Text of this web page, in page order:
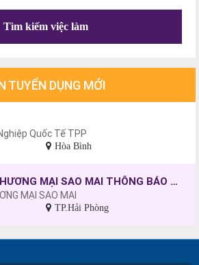
Tìm kiếm việc làm
TUYỂN DỤNG MỚI
Quốc Tế TPP
Hòa Bình
CÔNG TY TNHH THƯƠNG MẠI SAO MAI THÔNG BÁO TUYỂN DỤNG CÔNG NHÂN MAY, CHƯA CÓ TAY NGHỀ SẼ ĐƯỢC ĐÀO TẠO.
MẠI SAO MAI
TP.Hải Phòng